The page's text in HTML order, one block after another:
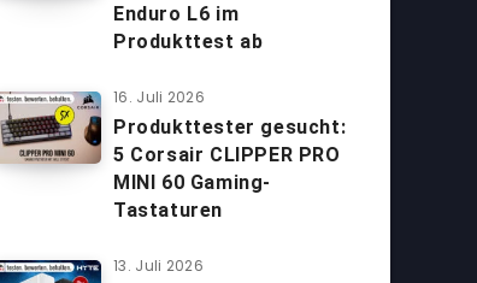
Enduro L6 im
Produkttest ab
16. Juli 2026
Produkttester gesucht:
5 Corsair CLIPPER PRO
MINI 60 Gaming-
Tastaturen
13. Juli 2026